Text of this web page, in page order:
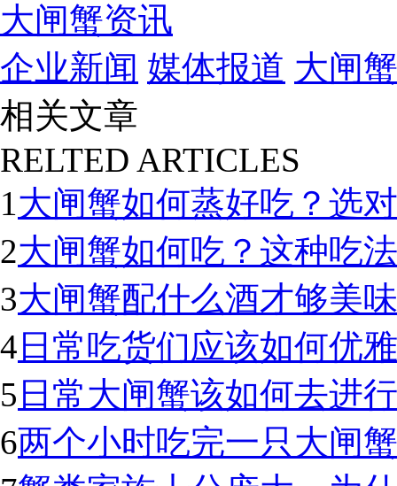
大闸蟹资讯
企业新闻 媒体报道 大闸
相关文章
RELTED ARTICLES
1大闸蟹如何蒸好吃？选
2大闸蟹如何吃？这种吃
3大闸蟹配什么酒才够美
4 日常吃货们应该如何优
5 日常大闸蟹该如何去进
6两个小时吃完一只大闸